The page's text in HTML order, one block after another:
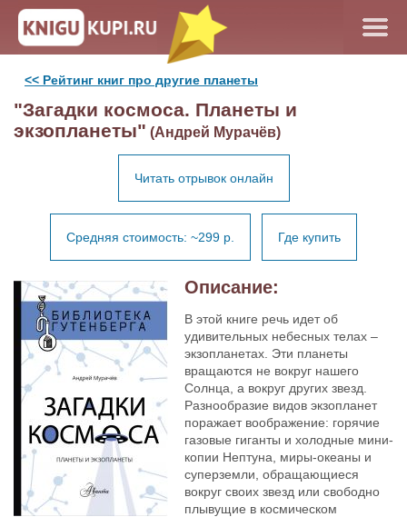
<< Рейтинг книг про другие планеты
"Загадки космоса. Планеты и
экзопланеты" (Андрей Мурачёв)
Читать отрывок онлайн
Средняя стоимость: ~299 р. Где купить
Описание:
В этой книге речь идет об
удивительных небесных телах –
экзопланетах. Эти планеты
вращаются не вокруг нашего
Солнца, а вокруг других звезд.
Разнообразие видов экзопланет
поражает воображение: горячие
газовые гиганты и холодные мини-
копии Нептуна, миры-океаны и
суперземли, обращающиеся
вокруг своих звезд или свободно
плывущие в космическом